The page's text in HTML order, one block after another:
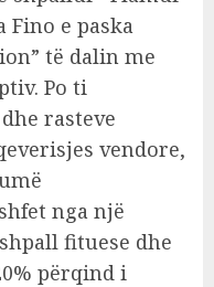
Fino e paska
të dalin me
Po ti
rasteve
vendore,
nga një
fituese dhe
përqind i